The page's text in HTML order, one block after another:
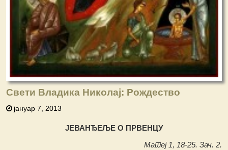
Свети Владика Николај: Рождество
јануар 7, 2013
ЈЕВАНЂЕЉЕ О ПРВЕНЦУ
Матеј 1, 18-25. Зач. 2.